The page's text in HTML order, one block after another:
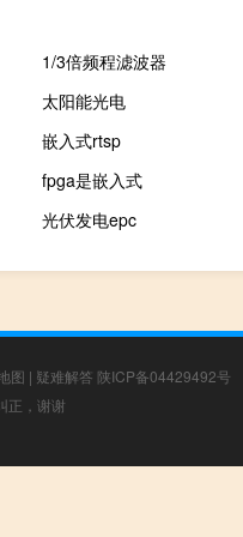
1/3倍频程滤波器
太阳能光电
嵌入式rtsp
fpga是嵌入式
光伏发电epc
图 | 疑难解答 陕ICP备04429492号
正，谢谢